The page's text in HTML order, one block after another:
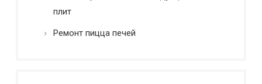
плит
Ремонт пицца печей